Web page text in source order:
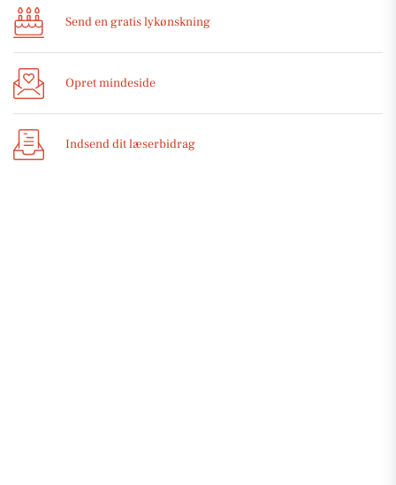
Send en gratis lykønskning
Opret mindeside
Indsend dit læserbidrag